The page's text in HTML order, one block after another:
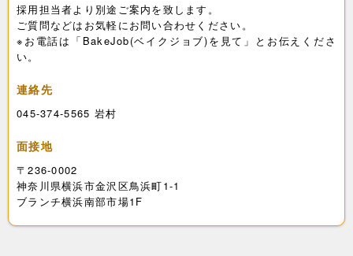
採用担当者より別途ご案内を致します。
ご質問などはお気軽にお問い合わせください。
※お電話は「BakeJob(ベイクジョブ)を見て」とお伝えくださ
い。
連絡先
045-374-5565 岩村
面接地
〒236-0002
神奈川県横浜市金沢区鳥浜町1-1
ブランチ横浜南部市場1F